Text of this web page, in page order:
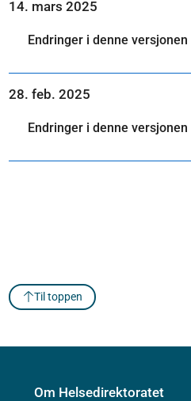
14. mars 2025
Endringer i denne versjonen
28. feb. 2025
Endringer i denne versjonen
Til toppen
Om Helsedirektoratet